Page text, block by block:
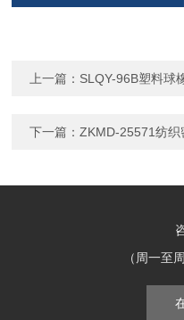
上一篇： SLQY-96B塑料球
下一篇：ZKMD-25571纺织
（周一至